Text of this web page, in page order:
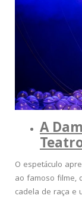
A
O espetáculo
ao famoso filme,
cadela de raça e